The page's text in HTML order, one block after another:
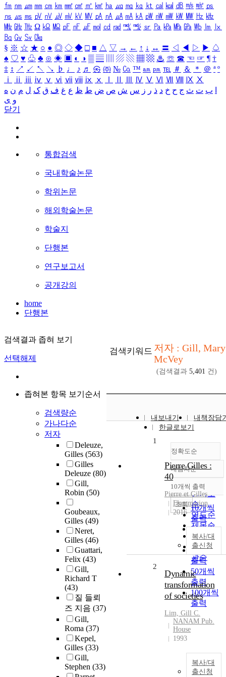
㎙ ㎚ ㎛ ㎜ ㎝ ㎞ ㎟ ㎠ ㎡ ㎢ ㏊ ㎍ ㎎ ㎏ ㏏ ㎈ ㎉ ㏈ ㎧ ㎨ ㎰
㎱ ㎲ ㎳ ㎴ ㎵ ㎶ ㎷ ㎸ ㎹ ㎀ ㎁ ㎂ ㎃ ㎄ ㎺ ㎻ ㎽ ㎾ ㎿ ㎐ ㎑
㎒ ㎓ ㎔ Ω ㏀ ㏁ ㎊ ㎋ ㎌ ㏖ ㏅ ㎭ ㎮ ㎯ ㏛ ㎩ ㎪ ㎫ ㎬ ㏝ ㏐
㏓
㏃ ㏉ ㏜ ㏆
§ ※ ☆ ★ ○ ● ◎ ◇ ◆ □ ■ △ ▽ → ← ↑ ↓ ↔ 〓 ◁ ◀ ▷ ▶ ♤
♠ ♡ ♥ ♧ ♣ ⊙ ◈ ▣ ◐ ◑ ▒ ▤ ▨ ▧ ▦ ▩ ♨ ☏ ☎ ☜ ☞ ¶ †
‡ ↕ ↗ ↙ ↖ ↘ ♭ ♩ ♪ ♬ ㉿ ㈜ № ㏇ ™ ㏂ ㏘ ℡ ＃ ＆ ＊ ＠ ª º
ⅰ
ⅱ ⅲ ⅳ ⅴ ⅵ ⅶ ⅷ ⅸ ⅹ Ⅳ Ⅴ Ⅵ Ⅶ Ⅷ Ⅸ Ⅹ
ب ت ث ج ح خ د ذ ر ز س ش ص ض ط ظ ع غ ف ق ک ل م ن ه
و ی
닫기
통합검색
국내학술논문
학위논문
해외학술논문
학술지
단행본
연구보고서
공개강의
home
단행본
검색결과 좁혀 보기
선택해제
좁혀본 항목 보기순서
검색량순
가나다순
저자
Deleuze,
Gilles (563)
Gilles
Deleuze (80)
Gill,
Robin (50)
Goubeaux,
Gilles (49)
Neret,
Gilles (46)
Guattari,
Felix (43)
Gill,
Richard T
(43)
질 들뢰
즈 지음 (37)
Gill,
Roma (37)
Kepel,
Gilles (33)
Gill,
Stephen (33)
검색키워드 저자 : Gill, Mary
McVey
(검색결과 5,401 건)
내보내기
내책장담
한글로보기
정확도순
정확도
순
인기도
순
연도순
제목순
저자순
발행기
관순
내림차순
내림차순
10개씩 출력
10개씩
출력
20개씩
출력
30개씩
출력
50개씩
출력
100개씩
출력
조회
1
Pierre Gilles :
40
Pierre et Gilles
Flammarion
2016
복사/대
출신청
2
Dynamic
transformation
of societies
Lim, Gill C.
NANAM Pub.
House
1993
복사/대
출신청